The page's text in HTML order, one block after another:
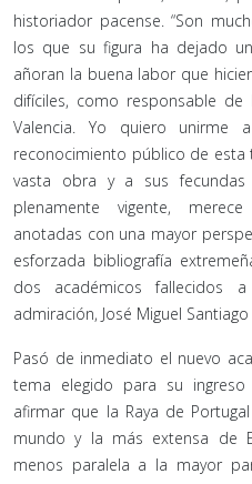
historiador pacense. “Son
los que su figura ha dejado
añoran la buena labor que
difíciles, como responsable
Valencia. Yo quiero unirme
reconocimiento público de esta
vasta obra y a sus fecundas
plenamente vigente,
anotadas con una mayor
esforzada bibliografía
dos académicos
admiración, José Miguel
Pasó de inmediato el nuevo
tema elegido para su
afirmar que la Raya de
mundo y la más extensa de
menos paralela a la mayor